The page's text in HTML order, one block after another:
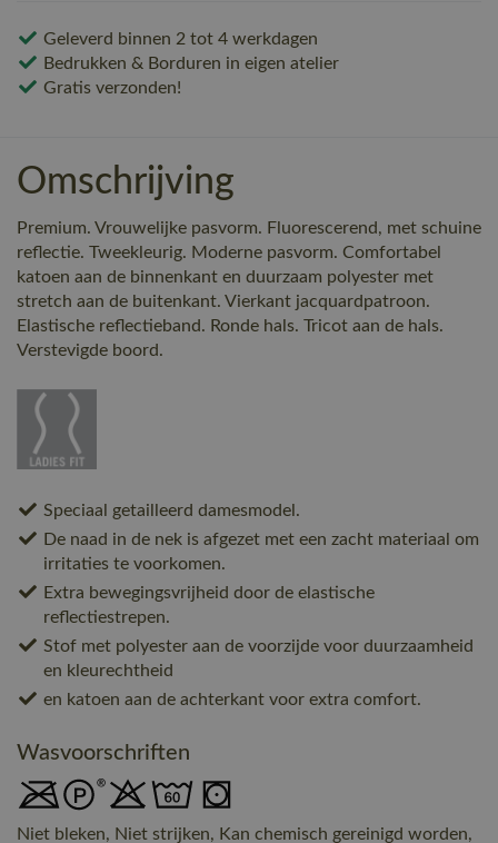
Geleverd binnen 2 tot 4 werkdagen
Bedrukken & Borduren in eigen atelier
Gratis verzonden!
Omschrijving
Premium. Vrouwelijke pasvorm. Fluorescerend, met schuine
reflectie. Tweekleurig. Moderne pasvorm. Comfortabel
katoen aan de binnenkant en duurzaam polyester met
stretch aan de buitenkant. Vierkant jacquardpatroon.
Elastische reflectieband. Ronde hals. Tricot aan de hals.
Verstevigde boord.
Speciaal getailleerd damesmodel.
De naad in de nek is afgezet met een zacht materiaal om
irritaties te voorkomen.
Extra bewegingsvrijheid door de elastische
reflectiestrepen.
Stof met polyester aan de voorzijde voor duurzaamheid
en kleurechtheid
en katoen aan de achterkant voor extra comfort.
Wasvoorschriften
Niet bleken, Niet strijken, Kan chemisch gereinigd worden,